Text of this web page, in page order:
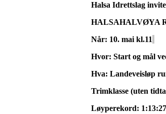
Halsa Idrettslag
HALSAHALVØYA
Når: 10. mai kl.11
Hvor: Start og mål
Hva: Landeveisløp
Trimklasse (uten
Løyperekord: